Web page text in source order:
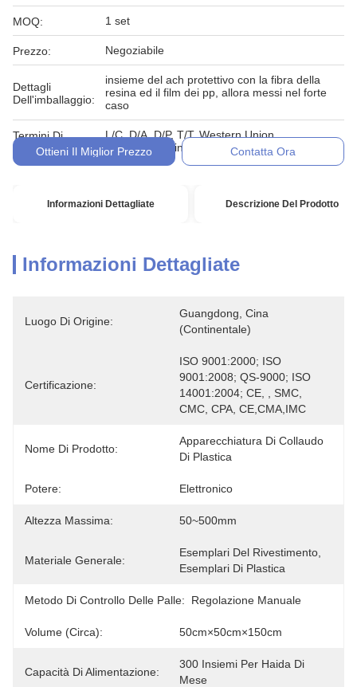
MOQ: 1 set
Prezzo: Negoziabile
Dettagli
Dell'imballaggio:
insieme del ach protettivo con la fibra della
resina ed il film dei pp, allora messi nel forte
caso
Termini Di
Pagamento:
L/C, D/A, D/P, T/T, Western Union,
MoneyGram, in denaro, impegno
Ottieni Il Miglior Prezzo Contatta Ora
Informazioni Dettagliate Descrizione Del Prodotto
Informazioni Dettagliate
Luogo Di Origine:
Guangdong, Cina
(continentale)
Certificazione:
ISO 9001:2000; ISO
9001:2008; QS-9000; ISO
14001:2004; CE, , SMC,
CMC, CPA, CE,CMA,IMC
Nome Di Prodotto:
Apparecchiatura Di Collaudo
Di Plastica
Potere: Elettronico
Altezza Massima: 50~500mm
Materiale Generale:
Esemplari Del Rivestimento,
Esemplari Di Plastica
Metodo Di Controllo Delle Palle: Regolazione Manuale
Volume (circa): 50cm×50cm×150cm
Capacità Di Alimentazione:
300 Insiemi Per Haida Di
Mese